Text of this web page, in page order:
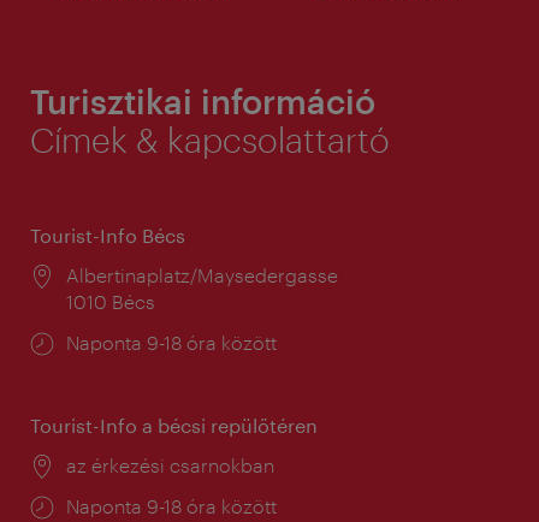
Turisztikai információ
Címek & kapcsolattartó
Tourist-Info Bécs
Helyszín:
Albertinaplatz/Maysedergasse
1010 Bécs
Nyitva
Naponta 9-18 óra között
Tourist-Info a bécsi repülőtéren
Helyszín:
az érkezési csarnokban
Nyitva
Naponta 9-18 óra között